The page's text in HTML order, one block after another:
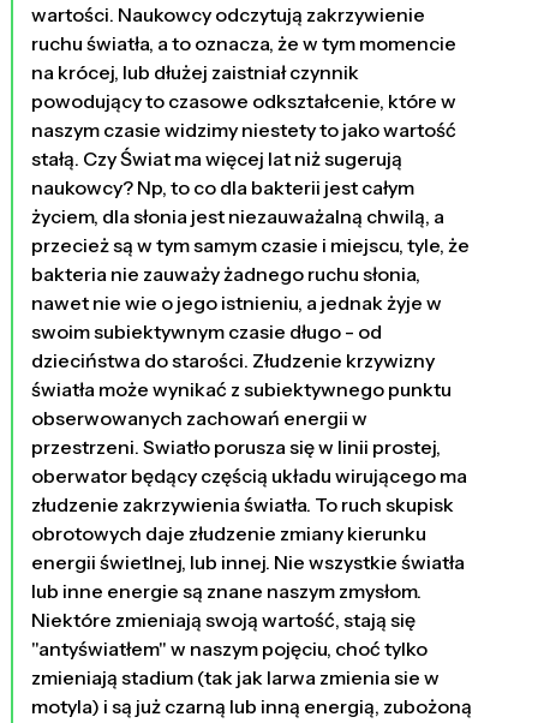
wartości. Naukowcy odczytują zakrzywienie
ruchu światła, a to oznacza, że w tym momencie
na krócej, lub dłużej zaistniał czynnik
powodujący to czasowe odkształcenie, które w
naszym czasie widzimy niestety to jako wartość
stałą. Czy Świat ma więcej lat niż sugerują
naukowcy? Np, to co dla bakterii jest całym
życiem, dla słonia jest niezauważalną chwilą, a
przecież są w tym samym czasie i miejscu, tyle, że
bakteria nie zauważy żadnego ruchu słonia,
nawet nie wie o jego istnieniu, a jednak żyje w
swoim subiektywnym czasie długo - od
dzieciństwa do starości. Złudzenie krzywizny
światła może wynikać z subiektywnego punktu
obserwowanych zachowań energii w
przestrzeni. Swiatło porusza się w linii prostej,
oberwator będący częścią układu wirującego ma
złudzenie zakrzywienia światła. To ruch skupisk
obrotowych daje złudzenie zmiany kierunku
energii świetlnej, lub innej. Nie wszystkie światła
lub inne energie są znane naszym zmysłom.
Niektóre zmieniają swoją wartość, stają się
"antyświatłem" w naszym pojęciu, choć tylko
zmieniają stadium (tak jak larwa zmienia sie w
motyla) i są już czarną lub inną energią, zubożoną